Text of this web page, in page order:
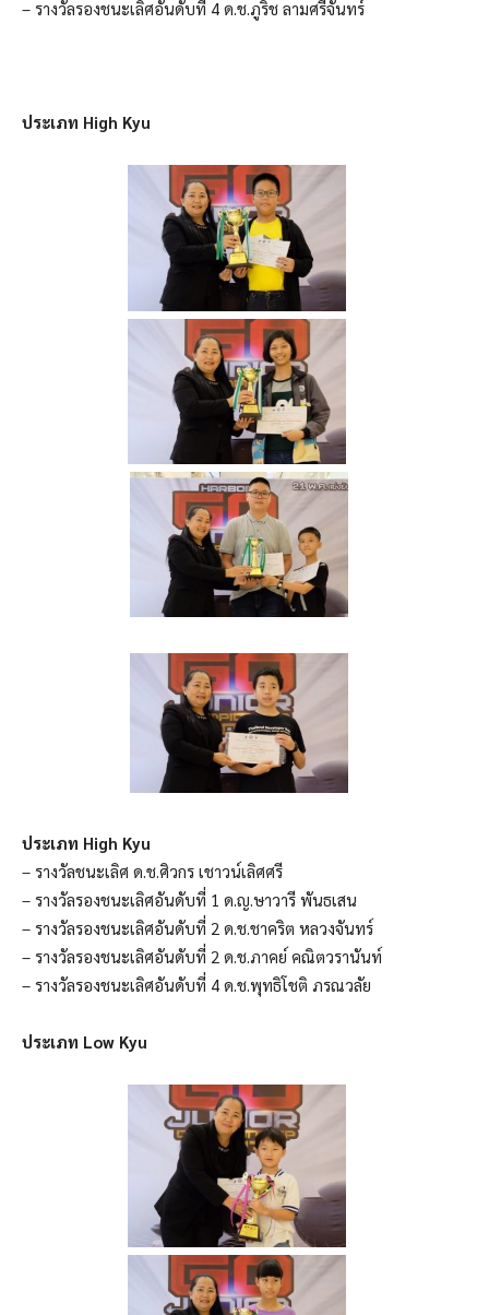
– รางวัลรองชนะเลิศอันดับที่ 4 ด.ช.ภูริช ลามศรีจันทร์
ประเภท High Kyu
ประเภท High Kyu
– รางวัลชนะเลิศ ด.ช.ศิวกร เชาวน์เลิศศรี
– รางวัลรองชนะเลิศอันดับที่ 1 ด.ญ.ษาวารี พันธเสน
– รางวัลรองชนะเลิศอันดับที่ 2 ด.ช.ชาคริต หลวงจันทร์
– รางวัลรองชนะเลิศอันดับที่ 2 ด.ช.ภาคย์ คณิตวรานันท์
– รางวัลรองชนะเลิศอันดับที่ 4 ด.ช.พุทธิโชติ ภรณวลัย
ประเภท Low Kyu